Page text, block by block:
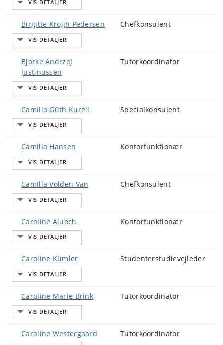
Birgitte Krogh Pedersen Chefkonsulent
Bjarke Andrzej
Justinussen
Tutorkoordinator
Camilla Güth Kurell Specialkonsulent
Camilla Hansen Kontorfunktionær
Camilla Volden Van Chefkonsulent
Caroline Aluoch Kontorfunktionær
Caroline Kümler Studenterstudievejleder
Caroline Marie Brink Tutorkoordinator
Caroline Westergaard Tutorkoordinator